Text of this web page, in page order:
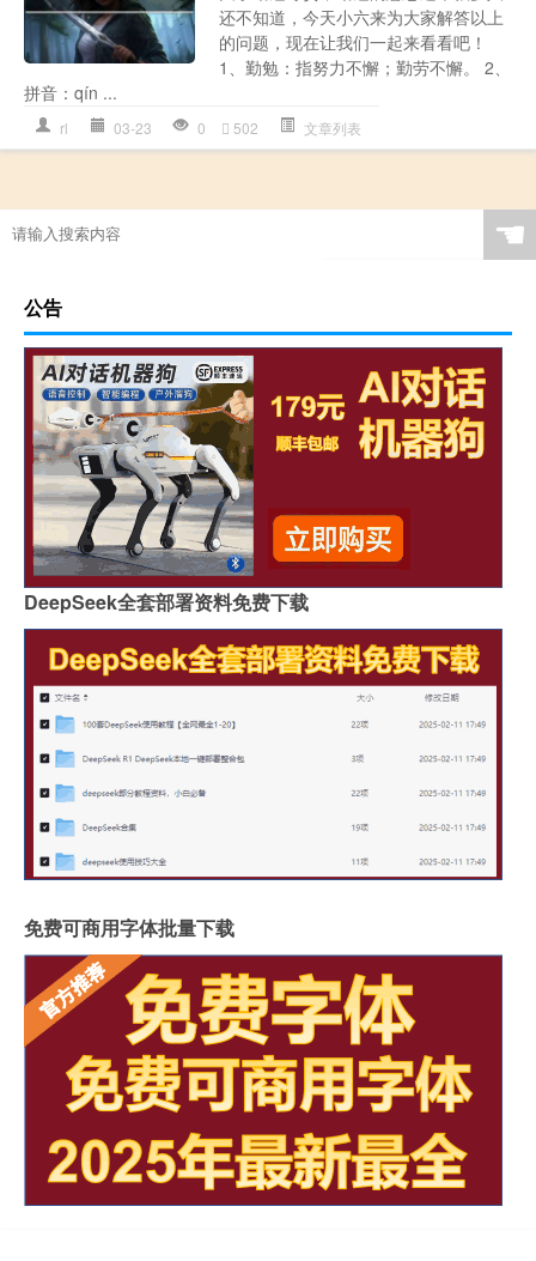
还不知道，今天小六来为大家解答以上
的问题，现在让我们一起来看看吧！
1、勤勉：指努力不懈；勤劳不懈。 2、
拼音：qín ...
rl 03-23 0 502 文章列表
☚
公告
DeepSeek全套部署资料免费下载
免费可商用字体批量下载